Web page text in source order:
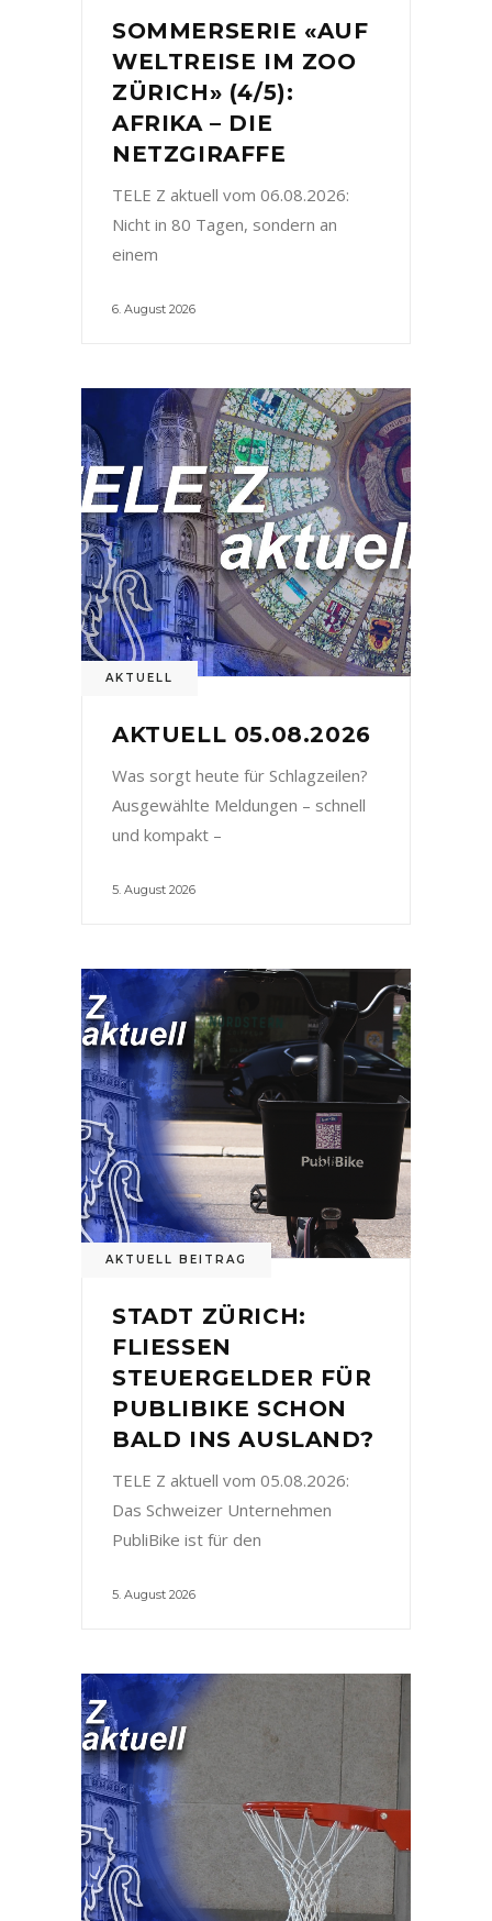
SOMMERSERIE «AUF
WELTREISE IM ZOO
ZÜRICH» (4/5):
AFRIKA – DIE
NETZGIRAFFE
TELE Z aktuell vom 06.08.2026:
Nicht in 80 Tagen, sondern an
einem
6. August 2026
AKTUELL
AKTUELL 05.08.2026
Was sorgt heute für Schlagzeilen?
Ausgewählte Meldungen – schnell
und kompakt –
5. August 2026
AKTUELL BEITRAG
STADT ZÜRICH:
FLIESSEN
STEUERGELDER FÜR
PUBLIBIKE SCHON
BALD INS AUSLAND?
TELE Z aktuell vom 05.08.2026:
Das Schweizer Unternehmen
PubliBike ist für den
5. August 2026